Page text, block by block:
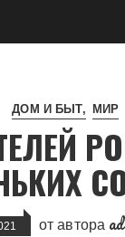
ДОМ И БЫТ МИР
от автора